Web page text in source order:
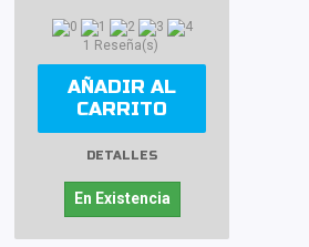
1 Reseña(s)
AÑADIR AL
CARRITO
DETALLES
En Existencia